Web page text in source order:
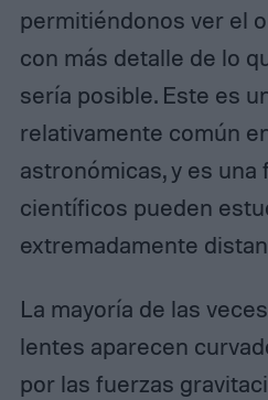
permitiéndonos ver el
con más detalle de lo
sería posible. Este es
relativamente común
astronómicas, y es una
científicos pueden
extremadamente
La mayoría de las
lentes aparecen
por las fuerzas